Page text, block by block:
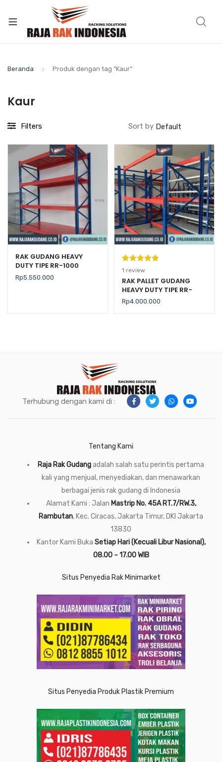
Beranda Produk dengan tag “Kaur”
Kaur
Filters Sort by
RAK GUDANG HEAVY
DUTY TIPE RR-1000
Rp5.550.000
Peringkat
5.00dari 5
berdasarka
n
1
penilaian
1 review
RAK PALLET GUDANG
HEAVY DUTY TIPE RR-
2000 KAPASITAS 2 TON /
LEVEL
Rp4.000.000
Terhubung dengan kami di :
Tentang Kami
Raja Rak Gudangadalah salah satu perintis pertama
kali yang menjual, menyediakan, dan menawarkan
berbagai jenis rak gudang di Indonesia
Alamat Kami : Jalan Mastrip No. 45A RT.7/RW.3,
Rambutan, Kec. Ciracas, Jakarta Timur, DKI Jakarta
13830
Kantor Kami Buka Setiap Hari (Kecuali Libur Nasional),
08.00 – 17.00 WIB
Situs Penyedia Rak Minimarket
Situs Penyedia Produk Plastik Premium